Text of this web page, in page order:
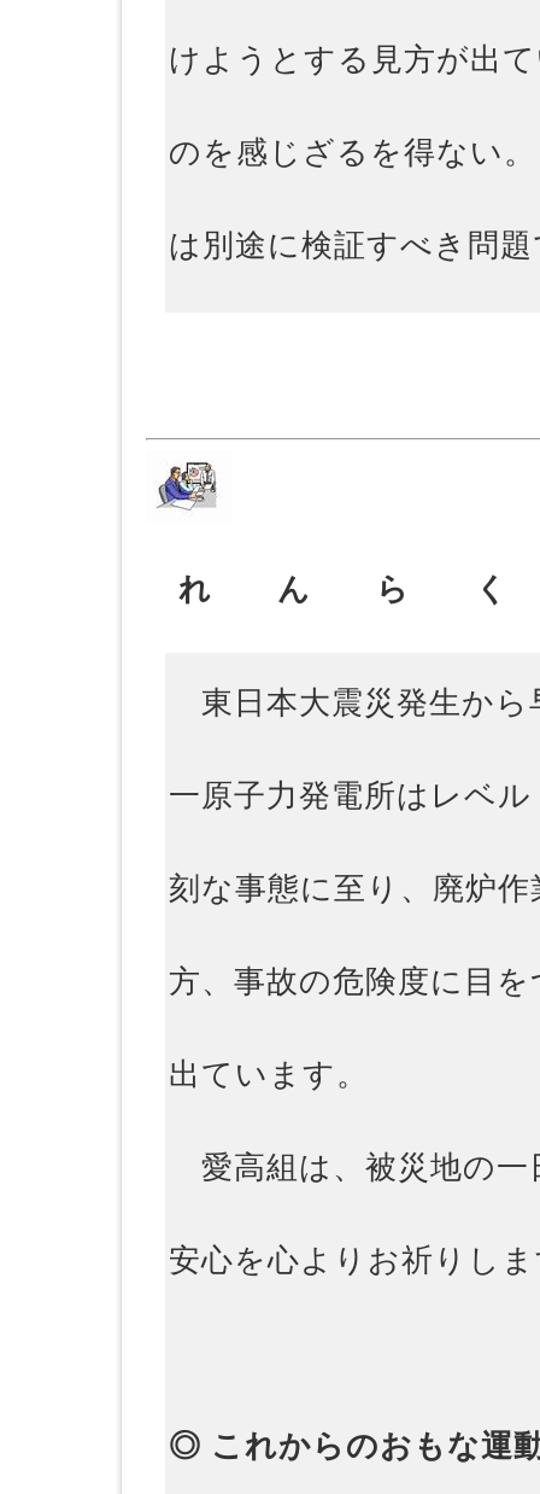
けようとする見方が出
のを感じざるを得ない
は別途に検証すべき
れ ん ら く
東日本大震災発生から
一原子力発電所はレベ
刻な事態に至り、廃炉
方、事故の危険度に目
出ています。
愛高組は、被災地の一
安心を心よりお祈りし
◎ これからのおもな運